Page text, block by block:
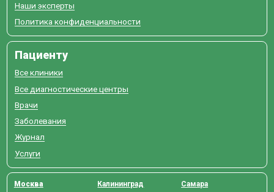
Наши эксперты
Политика конфиденциальности
Пациенту
Все клиники
Все диагностические центры
Врачи
Заболевания
Журнал
Услуги
Москва
Калининград
Самара